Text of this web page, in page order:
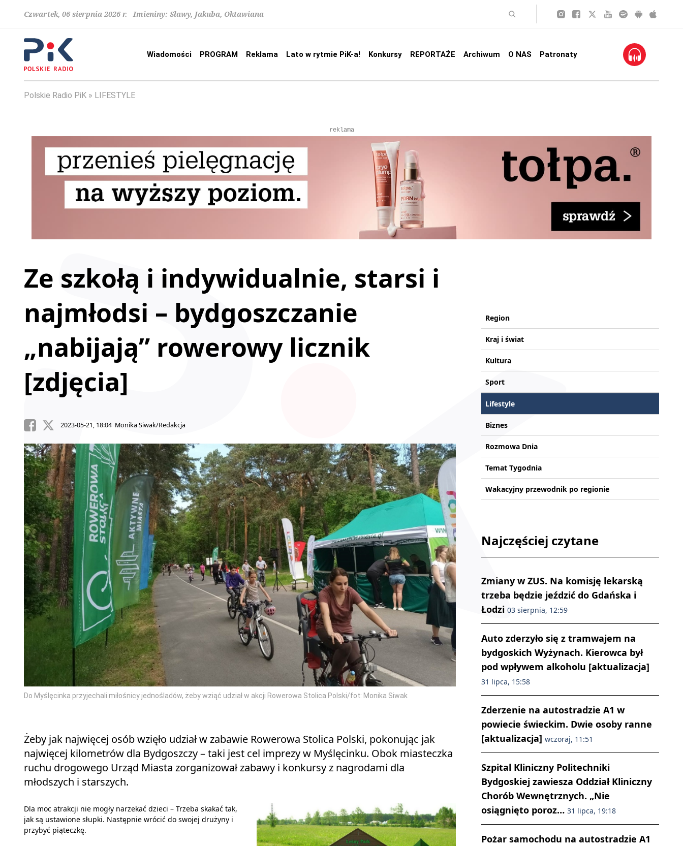
Czwartek, 06 sierpnia 2026 r. Imieniny: Sławy, Jakuba, Oktawiana
Wiadomości PROGRAM Reklama Lato w rytmie PiK-a! Konkursy REPORTAŻE Archiwum O NAS Patronaty
Polskie Radio PiK LIFESTYLE
reklama
Ze szkołą i indywidualnie, starsi i
najmłodsi – bydgoszczanie
„nabijają” rowerowy licznik
[zdjęcia]
2023-05-21, 18:04 Monika Siwak/Redakcja
Do Myślęcinka przyjechali miłośnicy jednośladów, żeby wziąć udział w akcji Rowerowa Stolica Polski/fot: Monika Siwak
Żeby jak najwięcej osób wzięło udział w zabawie Rowerowa Stolica Polski, pokonując jak
najwięcej kilometrów dla Bydgoszczy – taki jest cel imprezy w Myślęcinku. Obok miasteczka
ruchu drogowego Urząd Miasta zorganizował zabawy i konkursy z nagrodami dla
młodszych i starszych.
Dla moc atrakcji nie mogły narzekać dzieci – Trzeba skakać tak,
jak są ustawione słupki. Następnie wrócić do swojej drużyny i
przybyć piąteczkę.
Region
Kraj i świat
Kultura
Sport
Lifestyle
Biznes
Rozmowa Dnia
Temat Tygodnia
Wakacyjny przewodnik po regionie
Najczęściej czytane
Zmiany w ZUS. Na komisję lekarską
trzeba będzie jeździć do Gdańska i
Łodzi 03 sierpnia, 12:59
Auto zderzyło się z tramwajem na
bydgoskich Wyżynach. Kierowca był
pod wpływem alkoholu [aktualizacja]
31 lipca, 15:58
Zderzenie na autostradzie A1 w
powiecie świeckim. Dwie osoby ranne
[aktualizacja] wczoraj, 11:51
Szpital Kliniczny Politechniki
Bydgoskiej zawiesza Oddział Kliniczny
Chorób Wewnętrznych. „Nie
osiągnięto poroz… 31 lipca, 19:18
Pożar samochodu na autostradzie A1